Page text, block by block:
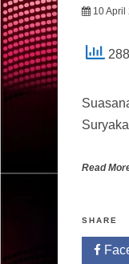
10 April
Read
SHARE